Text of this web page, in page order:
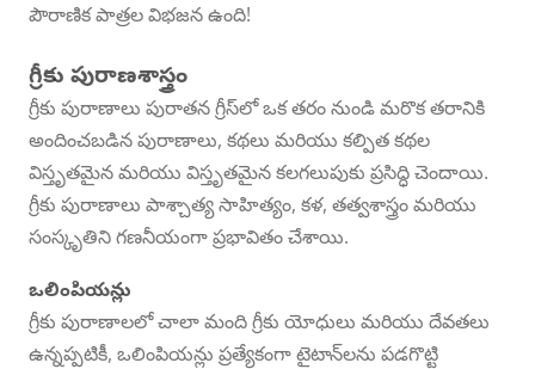
పౌరాణిక పాత్రల విభజన ఉంది!
గ్రీకు పురాణశాస్త్రం
గ్రీకు పురాణాలు పురాతన గ్రీస్‌లో ఒక తరం నుండి మరొక తరానికి
అందించబడిన పురాణాలు, కథలు మరియు కల్పిత కథల
విస్తృతమైన మరియు విస్తృతమైన కలగలుపుకు ప్రసిద్ధి చెందాయి.
గ్రీకు పురాణాలు పాశ్చాత్య సాహిత్యం, కళ, తత్వశాస్త్రం మరియు
సంస్కృతిని గణనీయంగా ప్రభావితం చేశాయి.
ఒలింపియన్లు
గ్రీకు పురాణాలలో చాలా మంది గ్రీకు యోధులు మరియు దేవతలు
ఉన్నప్పటికీ, ఒలింపియన్లు ప్రత్యేకంగా టైటాన్‌లను పడగొట్టి